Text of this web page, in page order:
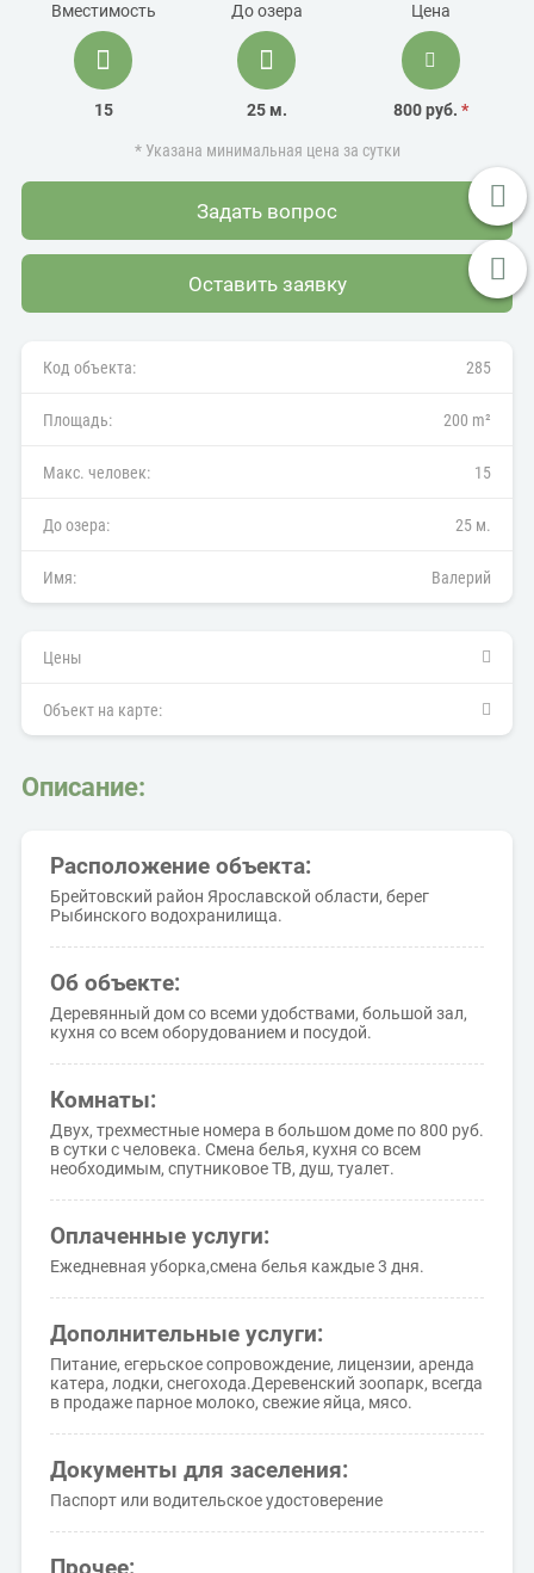
Вместимость
15
До озера
25 м.
Цена
800 руб. *
* Указана минимальная цена за сутки
Задать вопрос
Оставить заявку
Код объекта: 285
Площадь: 200 m²
Макс. человек: 15
До озера: 25 м.
Имя: Валерий
Цены
Объект на карте:
Описание:
Расположение объекта:
Брейтовский район Ярославской области, берег
Рыбинского водохранилища.
Об объекте:
Деревянный дом со всеми удобствами, большой зал,
кухня со всем оборудованием и посудой.
Комнаты:
Двух, трехместные номера в большом доме по 800 руб.
в сутки с человека. Смена белья, кухня со всем
необходимым, спутниковое ТВ, душ, туалет.
Оплаченные услуги:
Ежедневная уборка,смена белья каждые 3 дня.
Дополнительные услуги:
Питание, егерьское сопровождение, лицензии, аренда
катера, лодки, снегохода.Деревенский зоопарк, всегда
в продаже парное молоко, свежие яйца, мясо.
Документы для заселения:
Паспорт или водительское удостоверение